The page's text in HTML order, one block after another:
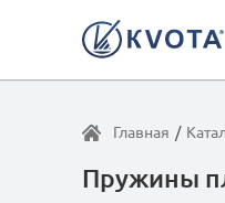
Главная /
Пружины